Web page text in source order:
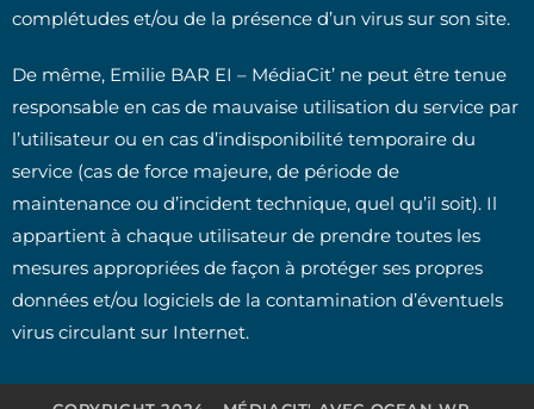
complétudes et/ou de la présence d’un virus sur son site.
De même, Emilie BAR EI – MédiaCit’ ne peut être tenue
responsable en cas de mauvaise utilisation du service par
l’utilisateur ou en cas d’indisponibilité temporaire du
service (cas de force majeure, de période de
maintenance ou d’incident technique, quel qu’il soit). Il
appartient à chaque utilisateur de prendre toutes les
mesures appropriées de façon à protéger ses propres
données et/ou logiciels de la contamination d’éventuels
virus circulant sur Internet.